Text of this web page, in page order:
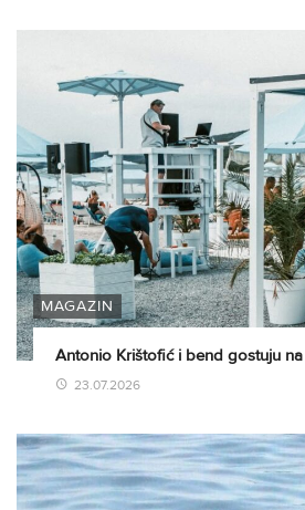
MAGAZIN
Antonio Krištofić i bend gostuju
23.07.2026